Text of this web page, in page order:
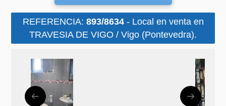
REFERENCIA: 893/8634- Local en venta en
TRAVESIA DE VIGO / Vigo (Pontevedra).